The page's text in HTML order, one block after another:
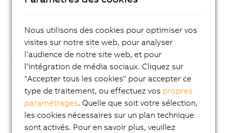
Nous utilisons des cookies pour optimiser vos
visites sur notre site web, pour analyser
l‘audience de notre site web, et pour
l‘intégration de média sociaux. Cliquez sur
"Accepter tous les cookies" pour accepter ce
type de traitement, ou effectuez vos propres
paramétrages. Quelle que soit votre sélection,
les cookies nécessaires sur un plan technique
sont activés. Pour en savoir plus, veuillez